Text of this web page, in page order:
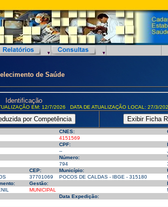
de Saúde
Identificação
EM: 12/7/2026 DATA DE ATUALIZAÇÃO LOCAL: 27/3/
CNES:
4151569
CPF:
--
Número:
794
CEP: Município:
37701069 POCOS DE CALDAS - IBGE - 315180
Gestão:
MUNICIPAL
Data Expedição: